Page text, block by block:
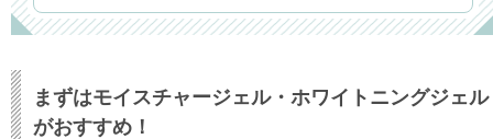
まずはモイスチャージェル・ホワイトニングジェル
がおすすめ！